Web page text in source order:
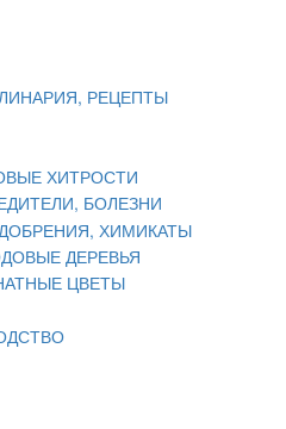
РЕЦЕПТЫ
ХИТРОСТИ
БОЛЕЗНИ
ХИМИКАТЫ
ДЕРЕВЬЯ
ЦВЕТЫ